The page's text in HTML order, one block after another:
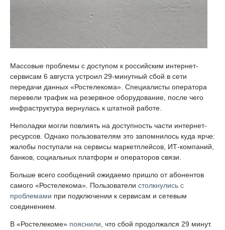
Массовые проблемы с доступом к российским интернет-
сервисам 6 августа устроил 29-минутный сбой в сети
передачи данных «Ростелекома». Специалисты оператора
перевели трафик на резервное оборудование, после чего
инфраструктура вернулась к штатной работе.
Неполадки могли повлиять на доступность части интернет-
ресурсов. Однако пользователям это запомнилось куда ярче:
жалобы поступали на сервисы маркетплейсов, ИТ-компаний,
банков, социальных платформ и операторов связи.
Больше всего сообщений ожидаемо пришло от абонентов
самого «Ростелекома». Пользователи столкнулись с
проблемами при подключении к сервисам и сетевым
соединением.
В «Ростелекоме» пояснили, что сбой продолжался 29 минут.